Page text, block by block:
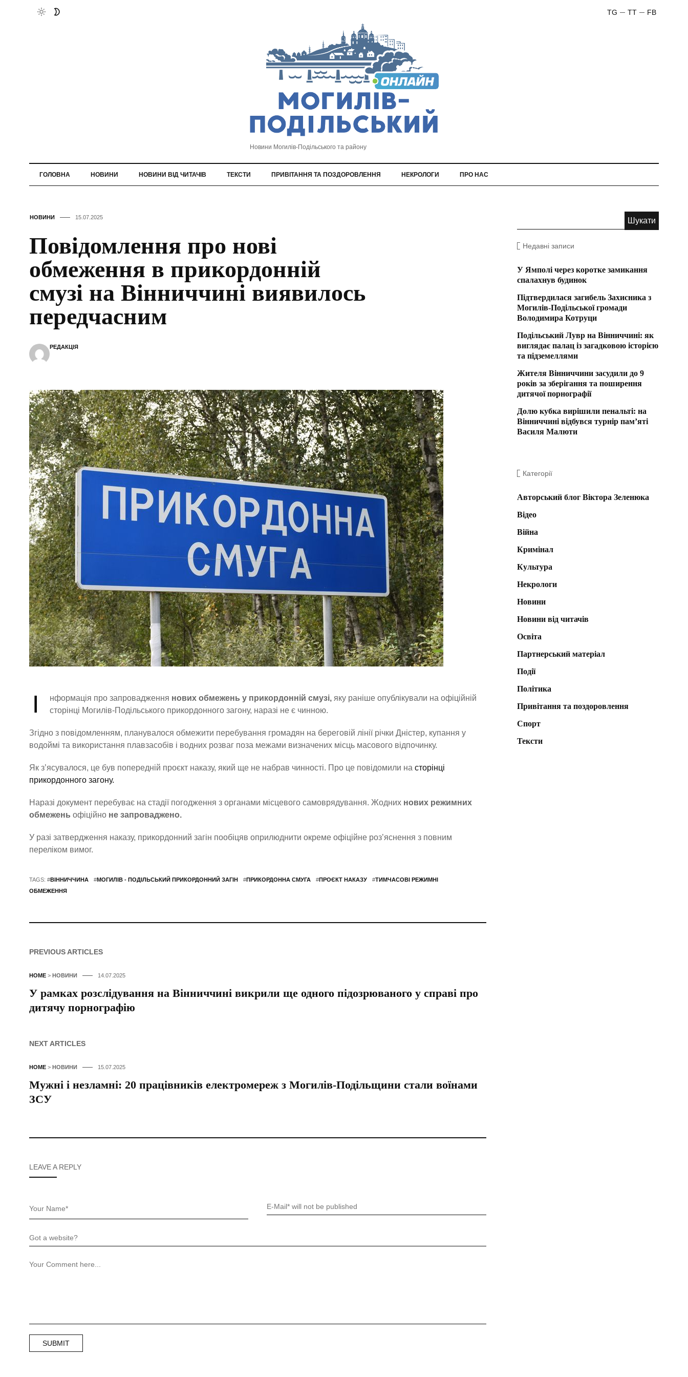
FB
TT
TG
Новини Могилів-Подільського та району
ГОЛОВНА НОВИНИ НОВИНИ ВІД ЧИТАЧІВ ТЕКСТИ ПРИВІТАННЯ ТА ПОЗДОРОВЛЕННЯ НЕКРОЛОГИ ПРО НАС
НОВИНИ 15.07.2025
Повідомлення про нові
обмеження в прикордонній
смузі на Вінниччині виявилось
передчасним
РЕДАКЦІЯ
І нформація про запровадження нових обмежень у прикордонній смузі, яку раніше опублікували на офіційній
сторінці Могилів-Подільського прикордонного загону, наразі не є чинною.
Згідно з повідомленням, планувалося обмежити перебування громадян на береговій лінії річки Дністер, купання у
водоймі та використання плавзасобів і водних розваг поза межами визначених місць масового відпочинку.
Як з’ясувалося, це був попередній проєкт наказу, який ще не набрав чинності. Про це повідомили на сторінці
прикордонного загону.
Наразі документ перебуває на стадії погодження з органами місцевого самоврядування. Жодних нових режимних
обмежень офіційно не запроваджено.
У разі затвердження наказу, прикордонний загін пообіцяв оприлюднити окреме офіційне роз’яснення з повним
переліком вимог.
TAGS: #ВІННИЧЧИНА #МОГИЛІВ - ПОДІЛЬСЬКИЙ ПРИКОРДОННИЙ ЗАГІН #ПРИКОРДОННА СМУГА #ПРОЄКТ НАКАЗУ #ТИМЧАСОВІ РЕЖИМНІ
ОБМЕЖЕННЯ
PREVIOUS ARTICLES
HOME > НОВИНИ 14.07.2025
У рамках розслідування на Вінниччині викрили ще одного підозрюваного у справі про
дитячу порнографію
NEXT ARTICLES
HOME > НОВИНИ 15.07.2025
Мужні і незламні: 20 працівників електромереж з Могилів-Подільщини стали воїнами
ЗСУ
LEAVE A REPLY
Недавні записи
У Ямполі через коротке замикання
спалахнув будинок
Підтвердилася загибель Захисника з
Могилів-Подільської громади
Володимира Котруци
Подільський Лувр на Вінниччині: як
виглядає палац із загадковою історією
та підземеллями
Жителя Вінниччини засудили до 9
років за зберігання та поширення
дитячої порнографії
Долю кубка вирішили пенальті: на
Вінниччині відбувся турнір пам’яті
Василя Малюти
Категорії
Авторський блог Віктора Зеленюка
Відео
Війна
Кримінал
Культура
Некрологи
Новини
Новини від читачів
Освіта
Партнерський матеріал
Події
Політика
Привітання та поздоровлення
Спорт
Тексти